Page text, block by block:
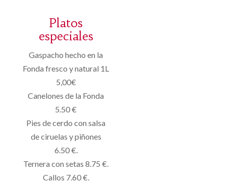
Platos
especiales
Gaspacho hecho en la
Fonda fresco y natural 1L
5,00€
Canelones de la Fonda
5.50 €
Pies de cerdo con salsa
de ciruelas y piñones
6.50 €.
Ternera con setas 8.75 €.
Callos 7.60 €.